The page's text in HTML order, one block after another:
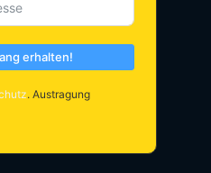
erhalten!
. Austragung